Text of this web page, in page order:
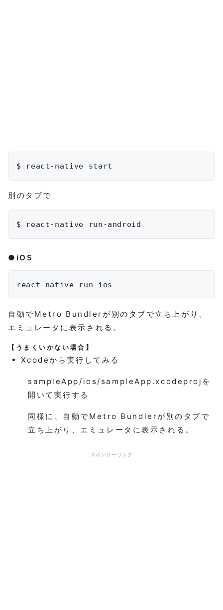
$ react-native start
別のタブで
●iOS
自動でMetro Bundlerが別のタブで立ち上がり、
エミュレータに表示される。
【うまくいかない場合】
Xcodeから実行してみる
sampleApp/ios/sampleApp.xcodeprojを
開いて実行する
同様に、自動でMetro Bundlerが別のタブで
立ち上がり、エミュレータに表示される。
スポンサーリンク